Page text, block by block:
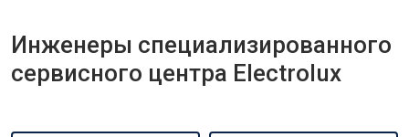
Инженеры специализированного
сервисного центра Electrolux